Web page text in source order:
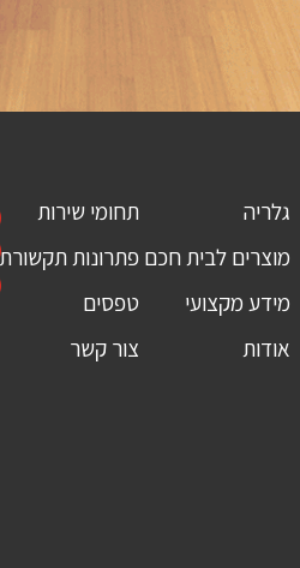
גלריה
תחומי שירות
מוצרים לבית חכם פתרונות
מידע מקצועי
טפסים
אודות צור קשר